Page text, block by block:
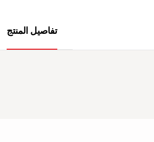
تفاصيل المنتج